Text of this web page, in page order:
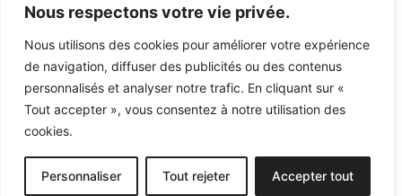
Nous respectons votre vie privée.
Nous utilisons des cookies pour améliorer votre expérience
de navigation, diffuser des publicités ou des contenus
personnalisés et analyser notre trafic. En cliquant sur «
Tout accepter », vous consentez à notre utilisation des
cookies.
Personnaliser Tout rejeter Accepter tout
LINKEDIN INSTAGRAM FACEBOOK
MENUISERIE@AC2M-CREATION.FR
MADE WITH
© AC2M-CREATION.FR - 2025 - MENTIONS LÉGALES